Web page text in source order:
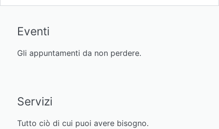
Eventi
Gli appuntamenti da non perdere.
Servizi
Tutto ciò di cui puoi avere bisogno.